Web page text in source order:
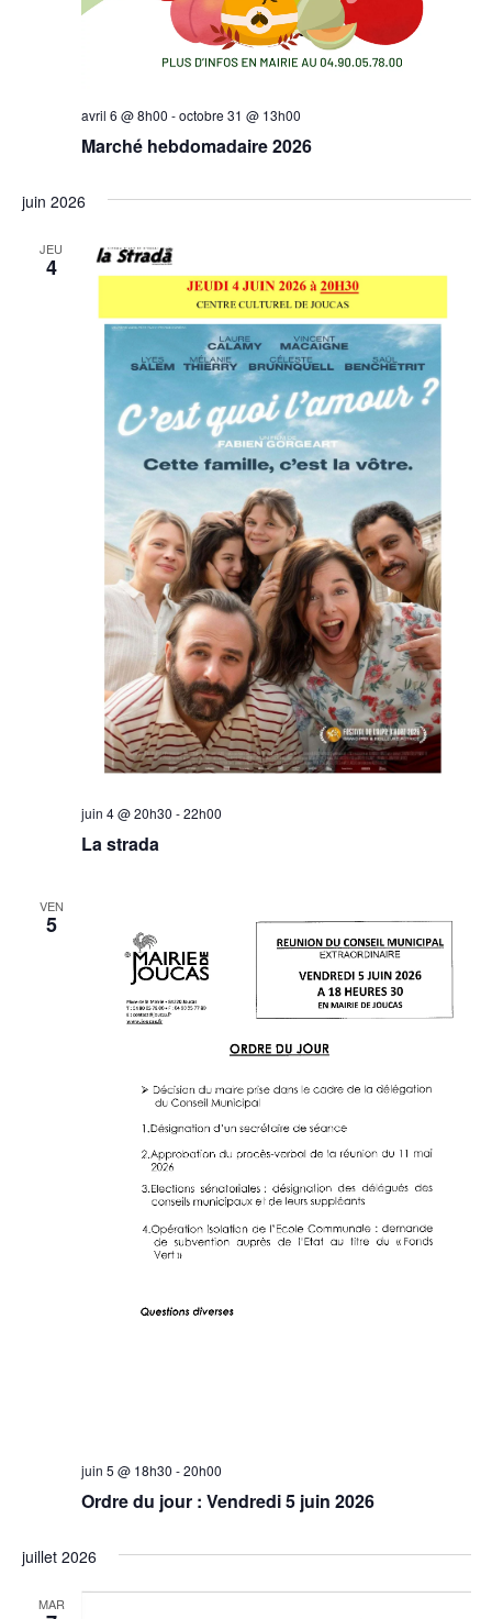
Marché hebdomadaire 2026
avril 6 @ 8h00 -octobre 31 @ 13h00
juin 2026
JEU
4
La strada
juin 4 @ 20h30 -22h00
VEN
5
Ordre du jour : Vendredi 5 juin 2026
juin 5 @ 18h30 -20h00
juillet 2026
MAR